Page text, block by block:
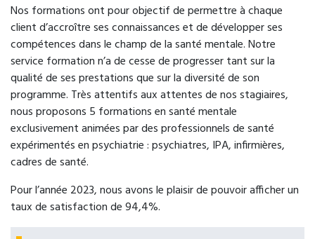
Dispositif de régulation des urgences
psychiatriques via le 15 (Samu) ou 116 117
(médecine générale de garde).
Régul'Psy
Orientation vers une prise en charge
téléphonique par des professionnels de santé
orientation adaptée.
Accès : 24h/24 via le 15
Nos formations ont pour objectif de permettre à chaque
client d’accroître ses connaissances et de développer ses
compétences dans le champ de la santé mentale. Notre
service formation n’a de cesse de progresser tant sur la
qualité de ses prestations que sur la diversité de son
programme. Très attentifs aux attentes de nos stagiaires,
nous proposons 5 formations en santé mentale
exclusivement animées par des professionnels de santé
expérimentés en psychiatrie : psychiatres, IPA, infirmières,
cadres de santé.
Pour l’année 2023, nous avons le plaisir de pouvoir afficher un
taux de satisfaction de 94,4%.